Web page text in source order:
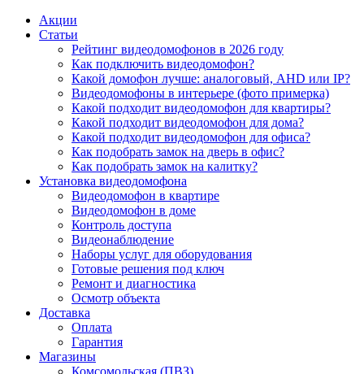
Акции
Статьи
Рейтинг видеодомофонов в 2026 году
Как подключить видеодомофон?
Какой домофон лучше: аналоговый, AHD или IP?
Видеодомофоны в интерьере (фото примерка)
Какой подходит видеодомофон для квартиры?
Какой подходит видеодомофон для дома?
Какой подходит видеодомофон для офиса?
Как подобрать замок на дверь в офис?
Как подобрать замок на калитку?
Установка видеодомофона
Видеодомофон в квартире
Видеодомофон в доме
Контроль доступа
Видеонаблюдение
Наборы услуг для оборудования
Готовые решения под ключ
Ремонт и диагностика
Осмотр объекта
Доставка
Оплата
Гарантия
Магазины
Комсомольская (ПВЗ)